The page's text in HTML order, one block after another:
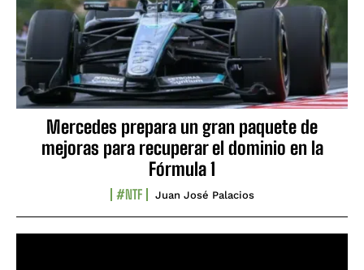
Mercedes prepara un gran paquete de
mejoras para recuperar el dominio en la
Fórmula 1
#NTF Juan José Palacios